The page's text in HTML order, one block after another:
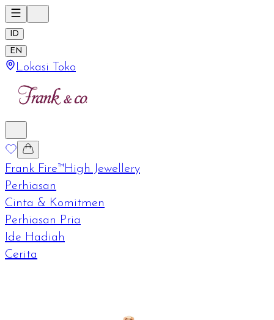
ID
EN
Lokasi Toko
Frank Fire™High Jewellery
Perhiasan
Cinta & Komitmen
Perhiasan Pria
Ide Hadiah
Cerita